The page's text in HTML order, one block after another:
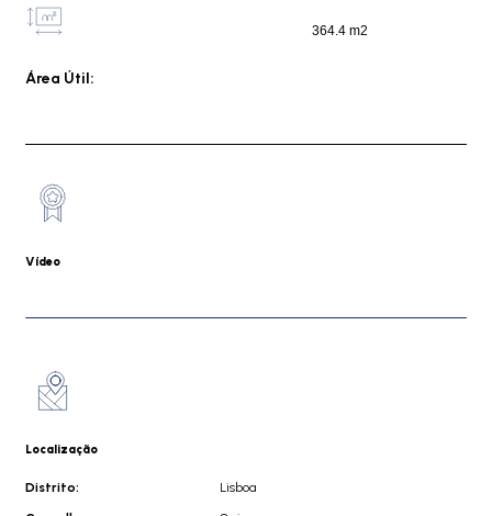
Área Útil:
364.4 m2
Vídeo
Localização
Distrito:
Lisboa